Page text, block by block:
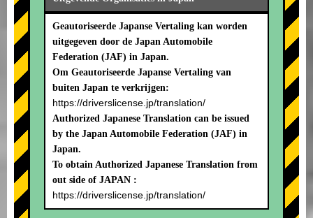
Geautoriseerde Japanse Vertaling kan worden
uitgegeven door de Japan Automobile
Federation (JAF) in Japan.
Om Geautoriseerde Japanse Vertaling van
buiten Japan te verkrijgen:
https://driverslicense.jp/translation/
Authorized Japanese Translation can be issued
by the Japan Automobile Federation (JAF) in
Japan.
To obtain Authorized Japanese Translation from
out side of JAPAN :
https://driverslicense.jp/translation/